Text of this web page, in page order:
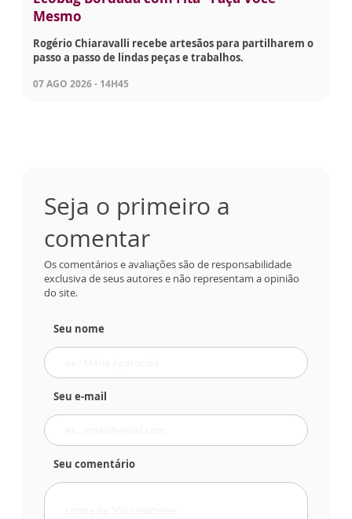
Mesmo
Rogério Chiaravalli recebe artesãos para partilharem o
passo a passo de lindas peças e trabalhos.
07 AGO 2026 - 14H45
Seja o primeiro a
comentar
Os comentários e avaliações são de responsabilidade
exclusiva de seus autores e não representam a opinião
do site.
Seu nome
Seu e-mail
Seu comentário